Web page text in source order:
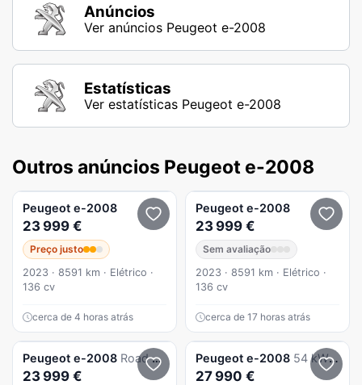
Anúncios
Ver anúncios Peugeot e-2008
Estatísticas
Ver estatísticas Peugeot e-2008
Outros anúncios Peugeot e-2008
Peugeot e-2008
23 999 €
Preço justo
2023 · 8591 km · Elétrico ·
136 cv
cerca de 4 horas atrás
Peugeot e-2008
23 999 €
Sem avaliação
2023 · 8591 km · Elétrico ·
136 cv
cerca de 17 horas atrás
Peugeot e-2008 Road Trip
23 999 €
Peugeot e-2008 54 kWh GT
27 990 €